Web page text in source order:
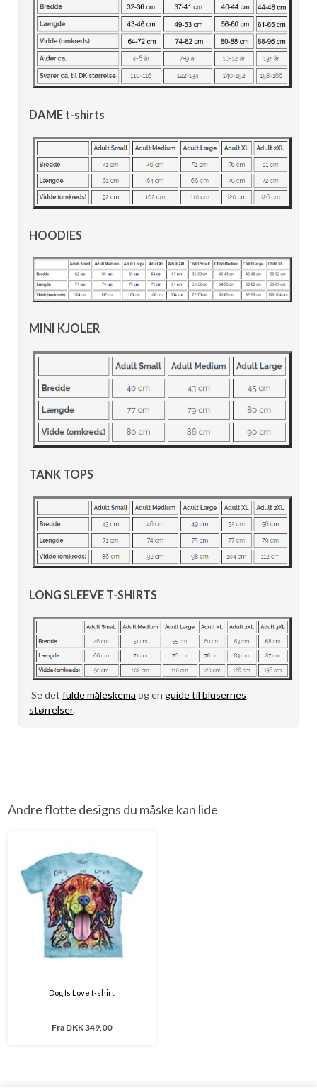
DAME t-shirts
HOODIES
MINI KJOLER
TANK TOPS
LONG SLEEVE T-SHIRTS
Se detfulde måleskema og enguide til blusernes
størrelser.
Andre flotte designs du måske kan lide
Dog Is Love t-shirt
Fra DKK 349,00